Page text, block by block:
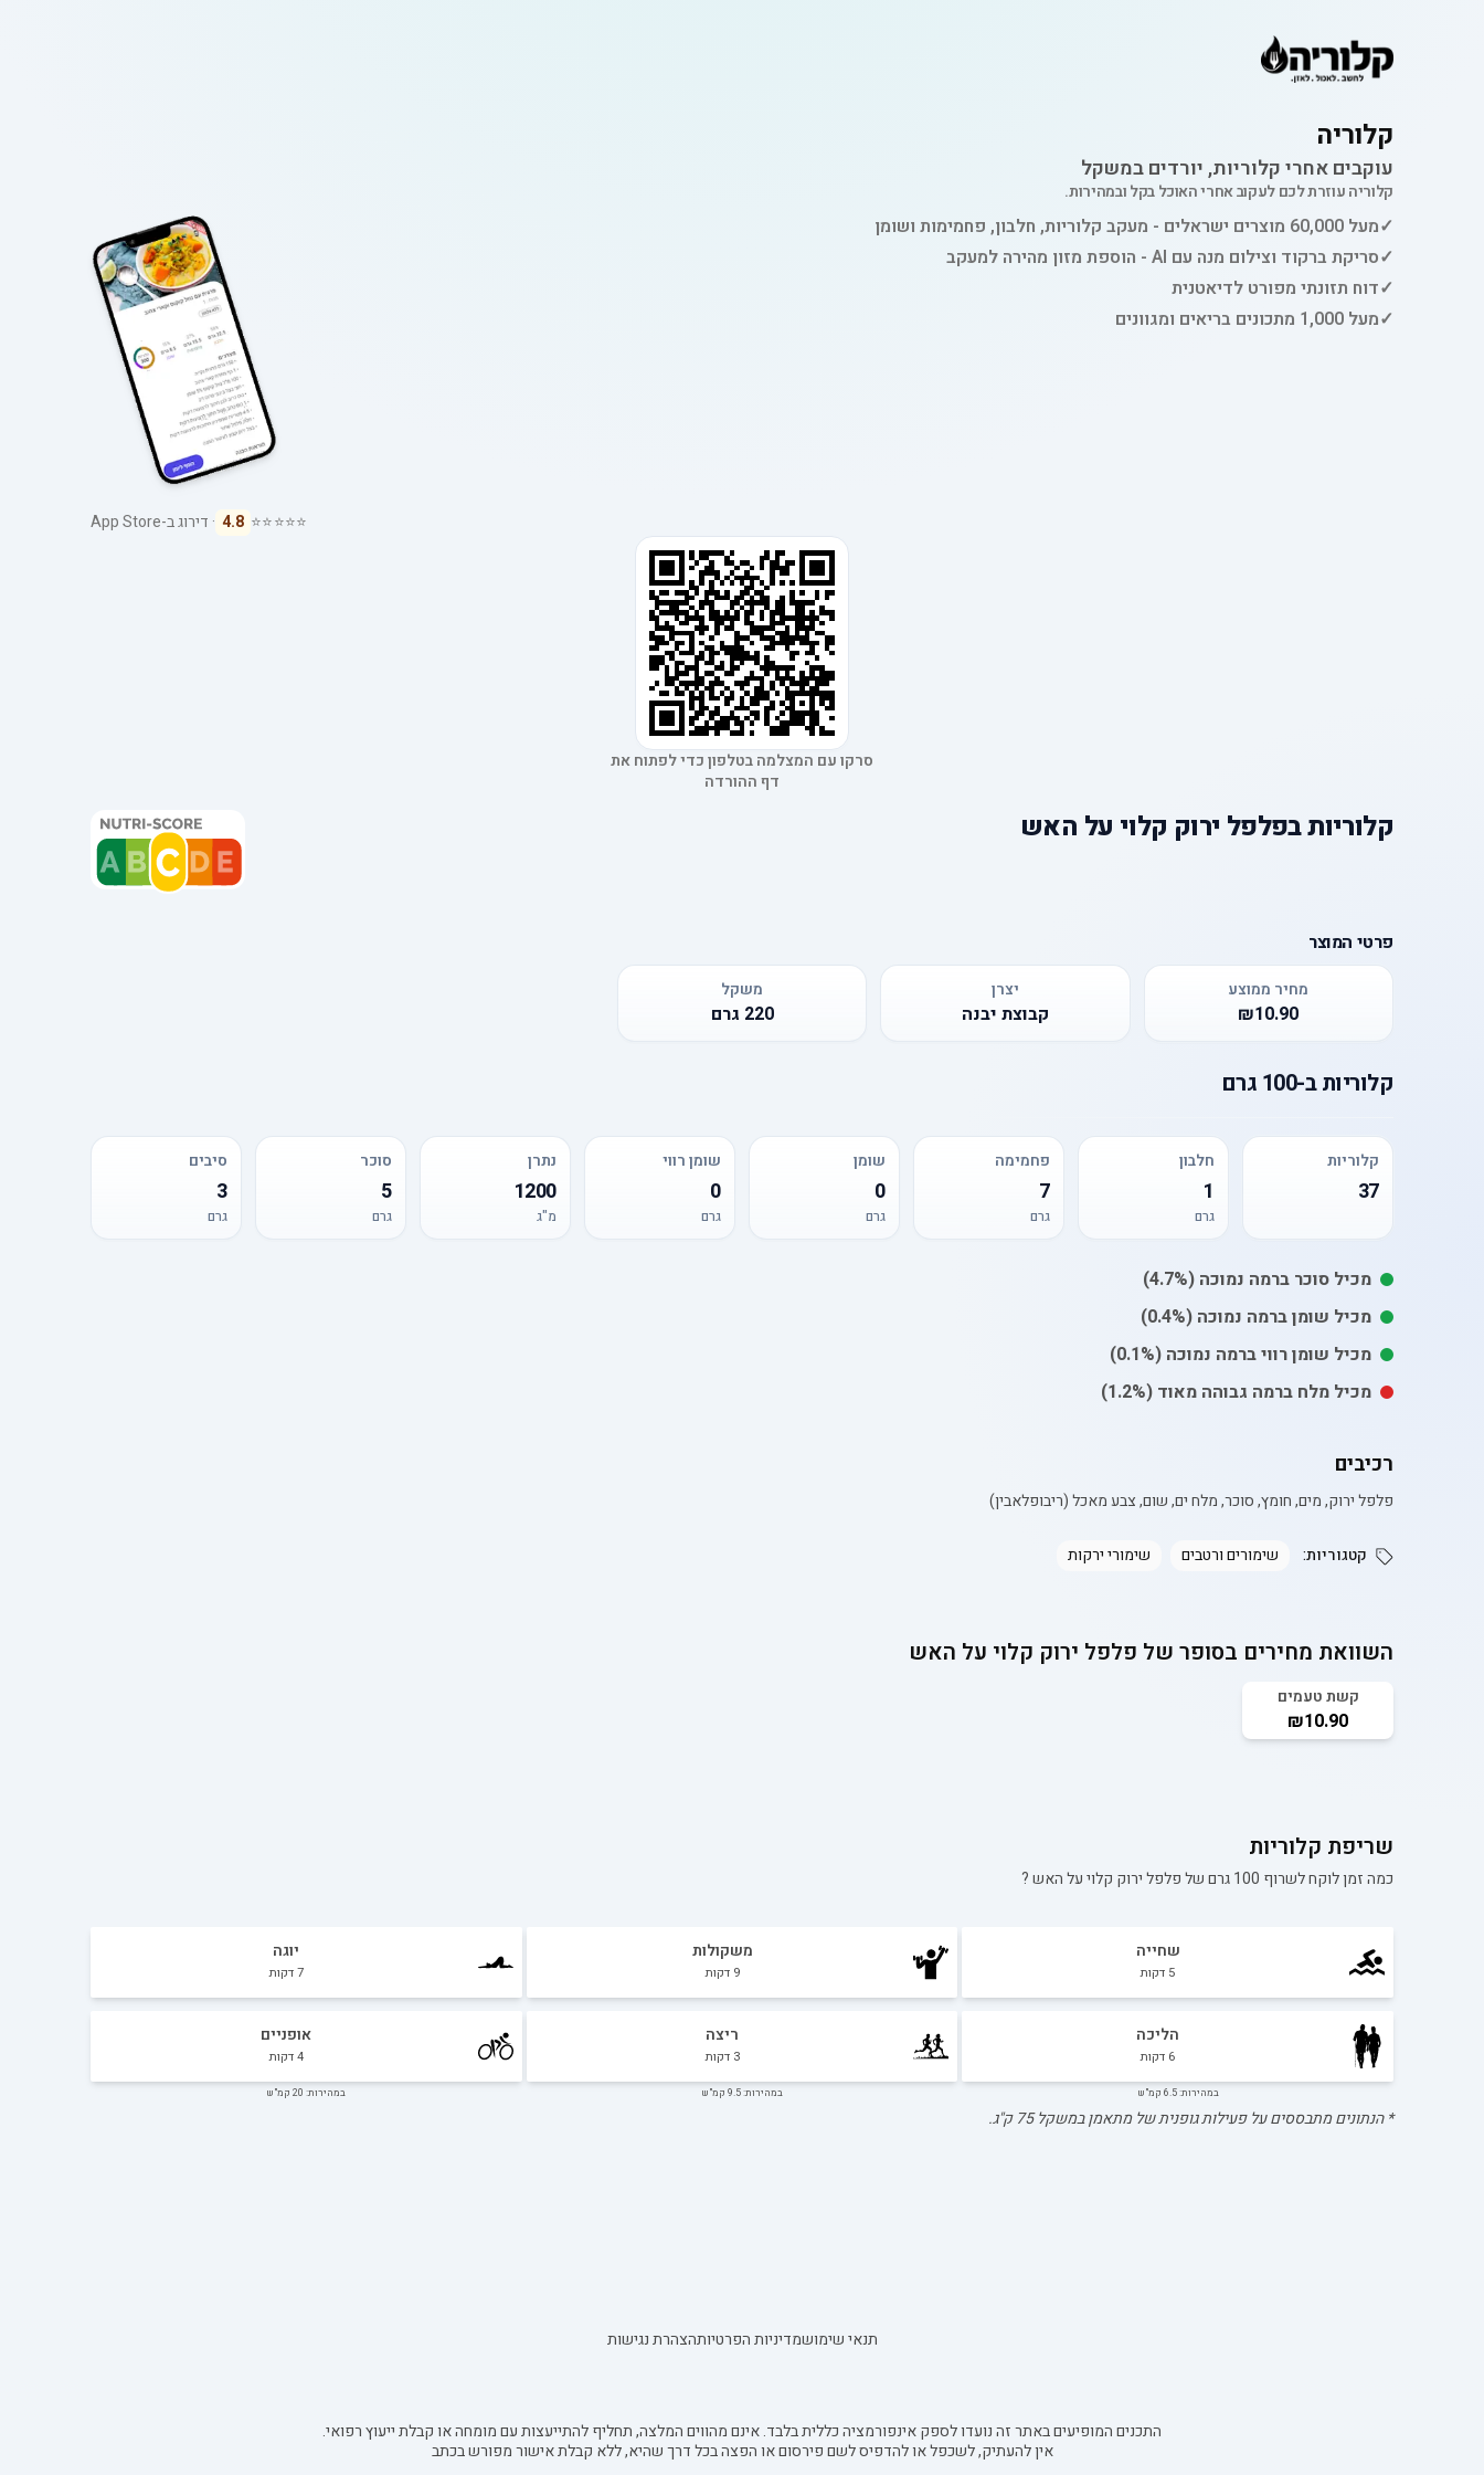
קלוריה
עוקבים אחרי קלוריות, יורדים במשקל
קלוריה עוזרת לכם לעקוב אחרי האוכל בקל ובמהירות.
✓מעל 60,000 מוצרים ישראלים - מעקב קלוריות, חלבון, פחמימות ושומן
✓סריקת ברקוד וצילום מנה עם AI - הוספת מזון מהירה למעקב
✓דוח תזונתי מפורט לדיאטנית
✓מעל 1,000 מתכונים בריאים ומגוונים
⭐⭐⭐⭐⭐
4.8 · דירוג ב-App Store
סרקו עם המצלמה בטלפון כדי לפתוח את
דף ההורדה
קלוריותבפלפל ירוק קלוי על האש
פרטי המוצר
מחיר ממוצע
₪10.90
יצרן
קבוצת יבנה
משקל
220 גרם
קלוריותב-100 גרם
קלוריות
37
חלבון
1
גרם
פחמימה
7
גרם
שומן
0
גרם
שומן רווי
0
גרם
נתרן
1200
מ"ג
סוכר
5
גרם
סיבים
3
גרם
מכיל סוכר ברמה נמוכה (4.7%)
מכיל שומןברמה נמוכה (0.4%)
מכיל שומן רוויברמה נמוכה (0.1%)
מכיל מלח ברמה גבוהה מאוד (1.2%)
רכיבים
פלפל ירוק, מים, חומץ, סוכר, מלח ים, שום, צבע מאכל (ריבופלאבין)
קטגוריות: שימורים ורטבים שימורי ירקות
השוואת מחירים בסופר של פלפל ירוק קלוי על האש
קשת טעמים
₪10.90
שריפת קלוריות
כמה זמן לוקח לשרוף 100 גרם של פלפל ירוק קלוי על האש?
שחייה
5 דקות
משקולות
9 דקות
יוגה
7דקות
הליכה
6 דקות
במהירות: 6.5 קמ"ש
ריצה
3 דקות
במהירות: 9.5 קמ"ש
אופניים
4דקות
במהירות: 20 קמ"ש
* הנתונים מתבססים על פעילות גופנית של מתאמן במשקל75ק"ג.
תנאי שימושמדיניות הפרטיותהצהרת נגישות
התכנים המופיעים באתר זה נועדו לספק אינפורמציה כללית בלבד. אינם מהווים המלצה, תחליף להתייעצות עם מומחה או קבלת ייעוץ רפואי.
אין להעתיק, לשכפל או להדפיס לשם פירסום או הפצה בכל דרך שהיא, ללא קבלת אישור מפורש בכתב